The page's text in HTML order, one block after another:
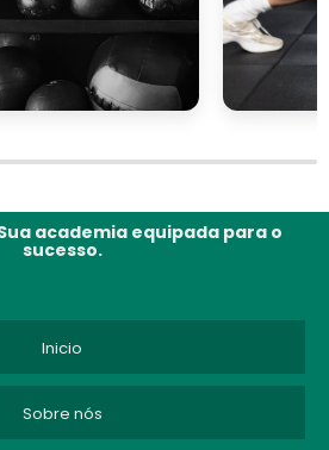
academia equipada para o
sucesso.
Inicio
Sobre nós